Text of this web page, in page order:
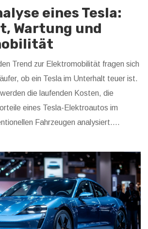
eines Tesla:
Wartung und
Trend zur Elektromobilität fragen sich
ob ein Tesla im Unterhalt teuer ist.
die laufenden Kosten, die
eines Tesla-Elektroautos im
Fahrzeugen analysiert.
persönlichen Erfahrungen mit meinem